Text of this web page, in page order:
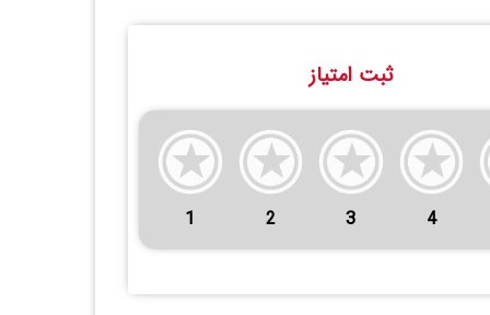
ثبت امتیاز
1 2 3 4